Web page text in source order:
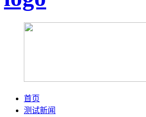
首页
测试新闻